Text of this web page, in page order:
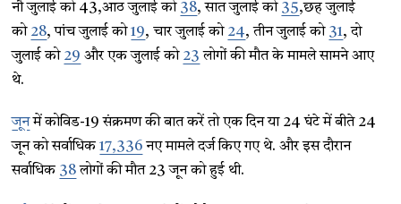
नौ जुलाई को 43,आठ जुलाई को 38, सात जुलाई को 35,छह जुलाई
को 28, पांच जुलाई को19, चार जुलाई को 24, तीन जुलाई को 31, दो
जुलाई को 29 और एक जुलाई को 23 लोगों की मौत के मामले सामने आए
थे.
जूनमें कोविड-19 संक्रमण की बात करें तो एक दिन या 24 घंटे में बीते 24
जून को सर्वाधिक17,336 नए मामले दर्ज किए गए थे. और इस दौरान
सर्वाधिक 38लोगों की मौत 23 जून को हुई थी.